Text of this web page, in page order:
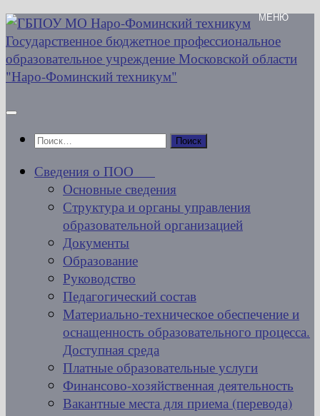
Перейти
к
содержимому
Найти:
Сведения о ПОО
Основные сведения
Структура и органы управления
образовательной организацией
Документы
Образование
Руководство
Педагогический состав
Материально-техническое обеспечение и
оснащенность образовательного процесса.
Доступная среда
Платные образовательные услуги
Финансово-хозяйственная деятельность
Вакантные места для приема (перевода)